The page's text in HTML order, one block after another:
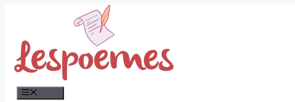
contenu